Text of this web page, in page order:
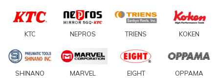
KTC NEPROS TRIENS KOKEN
SHINANO MARVEL EIGHT OPPAMA